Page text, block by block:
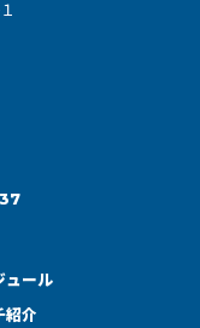
ュール
紹介